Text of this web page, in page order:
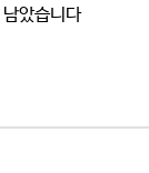
남았습니다